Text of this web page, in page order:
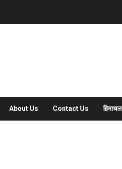
About Us Contact Us हिमाचल